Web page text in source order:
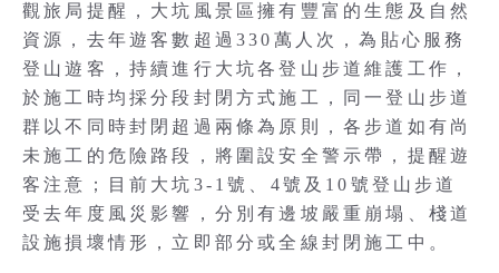
觀旅局提醒，大坑風景區擁有豐富的生態及自然
資源，去年遊客數超過330萬人次，為貼心服務
登山遊客，持續進行大坑各登山步道維護工作，
於施工時均採分段封閉方式施工，同一登山步道
群以不同時封閉超過兩條為原則，各步道如有尚
未施工的危險路段，將圍設安全警示帶，提醒遊
客注意；目前大坑3-1號、4號及10號登山步道
受去年度風災影響，分別有邊坡嚴重崩塌、棧道
設施損壞情形，立即部分或全線封閉施工中。